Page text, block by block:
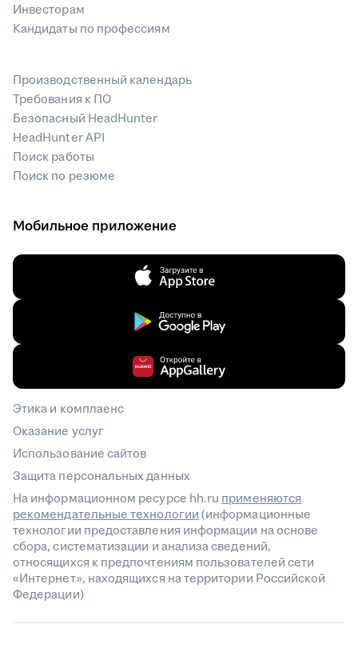
Инвесторам
Кандидаты по профессиям
Производственный календарь
Требования к ПО
Безопасный HeadHunter
HeadHunter API
Поиск работы
Поиск по резюме
Мобильное приложение
Этика и комплаенс
Оказание услуг
Использование сайтов
Защита персональных данных
На информационном ресурсе hh.ru применяются
рекомендательные технологии(информационные
технологии предоставления информации на основе
сбора, систематизации и анализа сведений,
относящихся к предпочтениям пользователей сети
«Интернет», находящихся на территории Российской
Федерации)